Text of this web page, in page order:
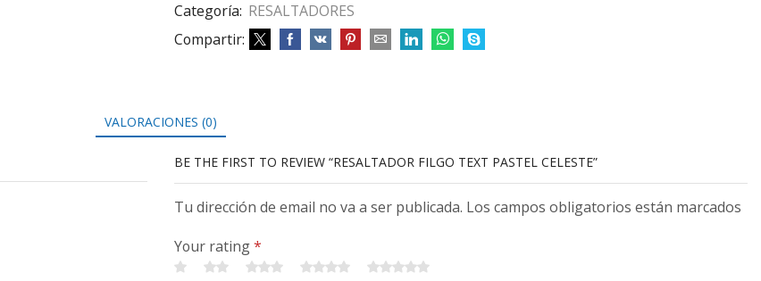
Categoría: RESALTADORES
Compartir:
VALORACIONES (0)
BE THE FIRST TO REVIEW “RESALTADOR FILGO TEXT PASTEL CELESTE”
Tu dirección de email no va a ser publicada. Los campos obligatorios están marcados
Your rating*